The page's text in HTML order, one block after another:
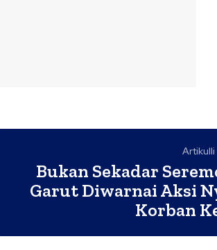
Bukan Sekadar
Garut Diwarnai Aksi
Korban